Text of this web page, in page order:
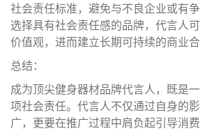
社会责任标准，避免与不良企业或有
选择具有社会责任感的品牌，代言人
价值观，进而建立长期可持续的商业合
总结：
成为顶尖健身器材品牌代言人，既是
项社会责任。代言人不仅通过自身的
广，更要在推广过程中肩负起引导消